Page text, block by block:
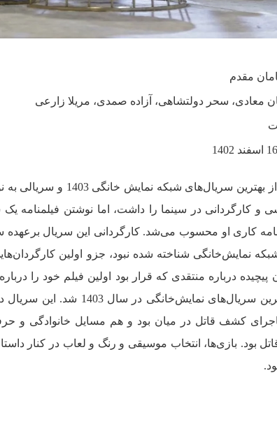
مقدم
معادی، سحر دولتشاهی، آزاده صمدی، مریلا زارعی
یکی از بهترین سریال‌های
و کارگردانی در سینما را داشت، اما نوشتن فیلمنامه یک
کاری او محسوب می‌شد. کارگردانی این سریال برعهده
شبکه نمایش‌خانگی شناخته شده نبود، جزو اولین
پیچیده درباره منتقدی که قرار بود اولین فیلم خود را
یکی از پر مخاطب‌ترین سریال‌های
کشف قاتل در میان بود و هم مسایل خانوادگی و
بود. بازی‌ها، انتخاب موسیقی و رنگ و لعاب در کنار